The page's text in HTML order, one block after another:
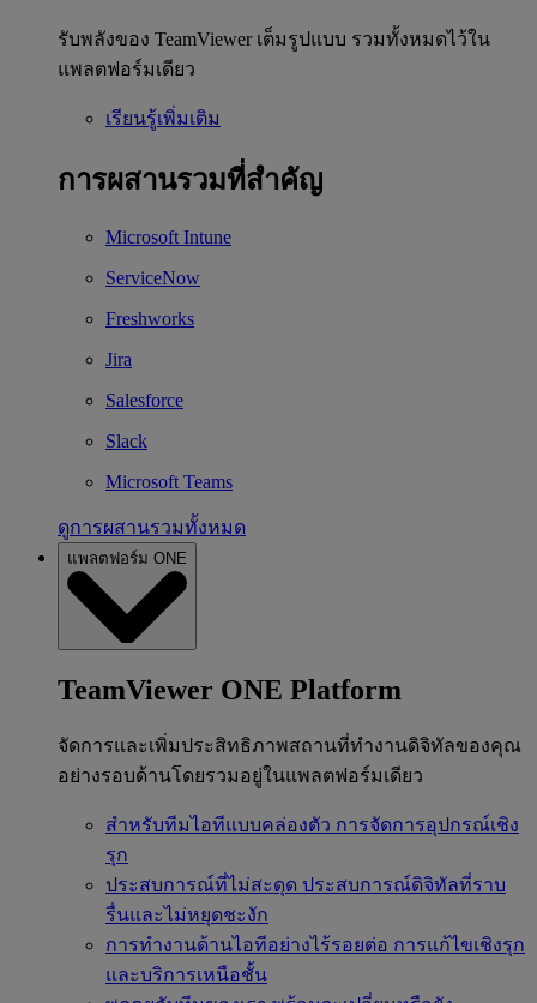
รับพลังของ TeamViewer เต็มรูปแบบ รวมทั้งหมดไว้ใน
แพลตฟอร์มเดียว
เรียนรู้เพิ่มเติม
การผสานรวมที่สำคัญ
Microsoft Intune
ServiceNow
Freshworks
Jira
Salesforce
Slack
Microsoft Teams
ดูการผสานรวมทั้งหมด
แพลตฟอร์ม ONE
TeamViewer ONE Platform
จัดการและเพิ่มประสิทธิภาพสถานที่ทำงานดิจิทัลของคุณ
อย่างรอบด้านโดยรวมอยู่ในแพลตฟอร์มเดียว
สำหรับทีมไอทีแบบคล่องตัว การจัดการอุปกรณ์เชิง
รุก
ประสบการณ์ที่ไม่สะดุด ประสบการณ์ดิจิทัลที่ราบ
รื่นและไม่หยุดชะงัก
การทำงานด้านไอทีอย่างไร้รอยต่อ การแก้ไขเชิงรุก
และบริการเหนือชั้น